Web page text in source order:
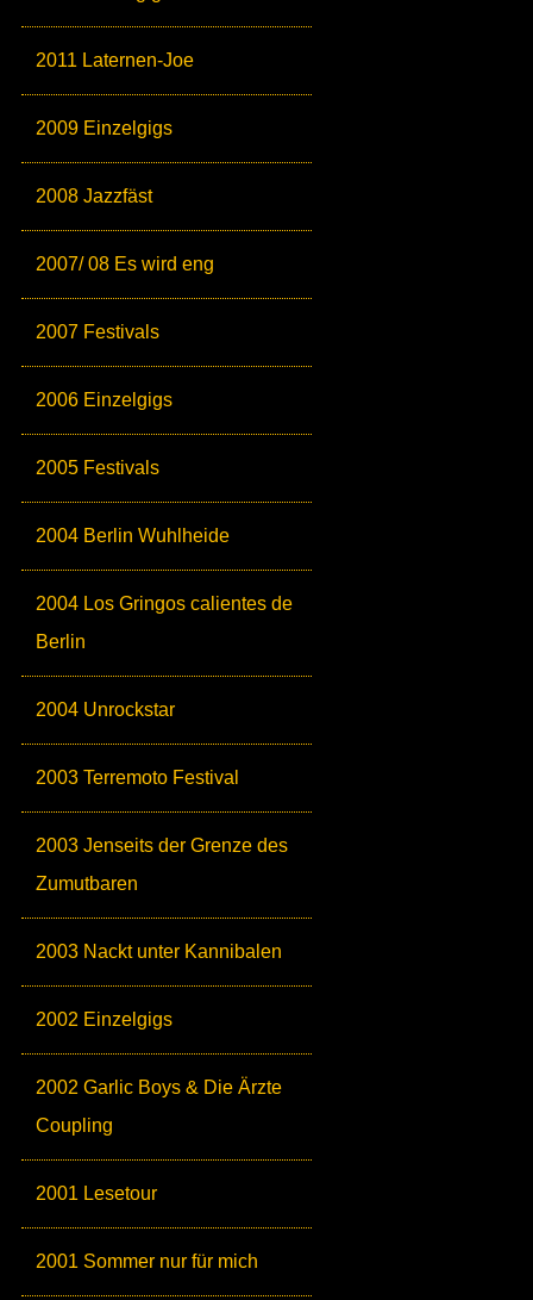
2011 Laternen-Joe
2009 Einzelgigs
2008 Jazzfäst
2007/ 08 Es wird eng
2007 Festivals
2006 Einzelgigs
2005 Festivals
2004 Berlin Wuhlheide
2004 Los Gringos calientes de
Berlin
2004 Unrockstar
2003 Terremoto Festival
2003 Jenseits der Grenze des
Zumutbaren
2003 Nackt unter Kannibalen
2002 Einzelgigs
2002 Garlic Boys & Die Ärzte
Coupling
2001 Lesetour
2001 Sommer nur für mich